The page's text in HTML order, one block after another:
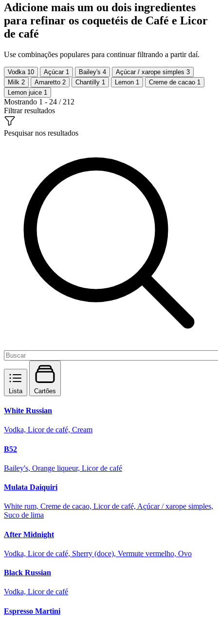
Adicione mais um ou dois ingredientes
para refinar os coquetéis de Café e Licor
de café
Use combinações populares para continuar filtrando a partir daí.
Vodka 10 Açúcar 1 Bailey's 4 Açúcar / xarope simples 3
Milk 2 Amaretto 2 Chantilly 1 Lemon 1 Creme de cacao 1
Lemon juice 1
Mostrando 1 - 24 / 212
Filtrar resultados
Pesquisar nos resultados
Lista Cartões
White Russian
Vodka, Licor de café, Cream
B52
Bailey's, Orange liqueur, Licor de café
Mulata Daiquiri
White rum, Creme de cacao, Licor de café, Açúcar / xarope simples,
Suco de lima
After Midnight
Vodka, Licor de café, Sherry (doce), Vermute vermelho, Ovo
Black Russian
Vodka, Licor de café
Espresso Martini